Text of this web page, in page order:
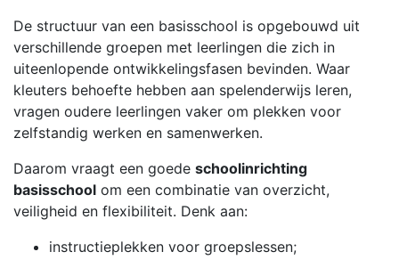
De structuur van een basisschool is opgebouwd uit
verschillende groepen met leerlingen die zich in
uiteenlopende ontwikkelingsfasen bevinden. Waar
kleuters behoefte hebben aan spelenderwijs leren,
vragen oudere leerlingen vaker om plekken voor
zelfstandig werken en samenwerken.
Daarom vraagt een goede schoolinrichting
basisschool om een combinatie van overzicht,
veiligheid en flexibiliteit. Denk aan:
instructieplekken voor groepslessen;